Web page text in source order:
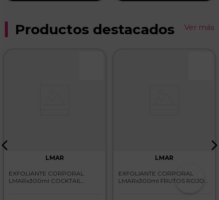
Productos destacados Ver más
LMAR
EXFOLIANTE CORPORAL
LMARx300ml COCKTAIL
LMAR
EXFOLIANTE CORPORAL
LMARx300ml FRUTOS ROJOS